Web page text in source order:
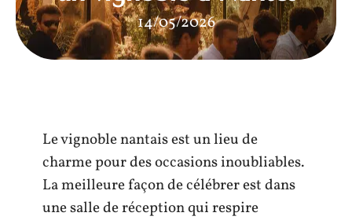
14/05/2026
Le vignoble nantais est un lieu de
charme pour des occasions inoubliables.
La meilleure façon de célébrer est dans
une salle de réception qui respire